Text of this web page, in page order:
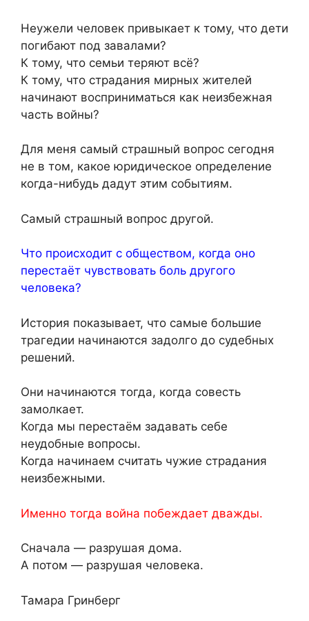
Неужели человек привыкает к тому, что дети
погибают под завалами?
К тому, что семьи теряют всё?
К тому, что страдания мирных жителей
начинают восприниматься как неизбежная
часть войны?
Для меня самый страшный вопрос сегодня
не в том, какое юридическое определение
когда-нибудь дадут этим событиям.
Самый страшный вопрос другой.
Что происходит с обществом, когда оно
перестаёт чувствовать боль другого
человека?
История показывает, что самые большие
трагедии начинаются задолго до судебных
решений.
Они начинаются тогда, когда совесть
замолкает.
Когда мы перестаём задавать себе
неудобные вопросы.
Когда начинаем считать чужие страдания
неизбежными.
Именно тогда война побеждает дважды.
Сначала — разрушая дома.
А потом — разрушая человека.
Тамара Гринберг